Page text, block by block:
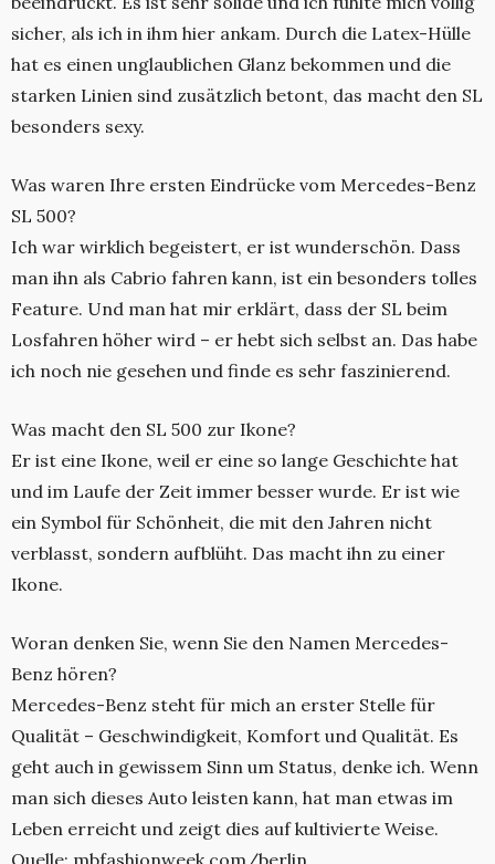
sicher, als ich in ihm hier ankam. Durch die Latex-Hülle
hat es einen unglaublichen Glanz bekommen und die
starken Linien sind zusätzlich betont, das macht den SL
besonders sexy.
Was waren Ihre ersten Eindrücke vom Mercedes-Benz
SL 500?
Ich war wirklich begeistert, er ist wunderschön. Dass
man ihn als Cabrio fahren kann, ist ein besonders tolles
Feature. Und man hat mir erklärt, dass der SL beim
Losfahren höher wird – er hebt sich selbst an. Das habe
ich noch nie gesehen und finde es sehr faszinierend.
Was macht den SL 500 zur Ikone?
Er ist eine Ikone, weil er eine so lange Geschichte hat
und im Laufe der Zeit immer besser wurde. Er ist wie
ein Symbol für Schönheit, die mit den Jahren nicht
verblasst, sondern aufblüht. Das macht ihn zu einer
Ikone.
Woran denken Sie, wenn Sie den Namen Mercedes-
Benz hören?
Mercedes-Benz steht für mich an erster Stelle für
Qualität – Geschwindigkeit, Komfort und Qualität. Es
geht auch in gewissem Sinn um Status, denke ich. Wenn
man sich dieses Auto leisten kann, hat man etwas im
Leben erreicht und zeigt dies auf kultivierte Weise.
Quelle: mbfashionweek.com/berlin